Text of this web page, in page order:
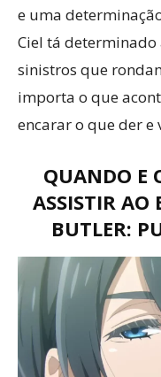
e uma
Ciel tá determinado
sinistros que
importa o que
encarar o que der e
QUANDO E
ASSISTIR AO
BUTLER: